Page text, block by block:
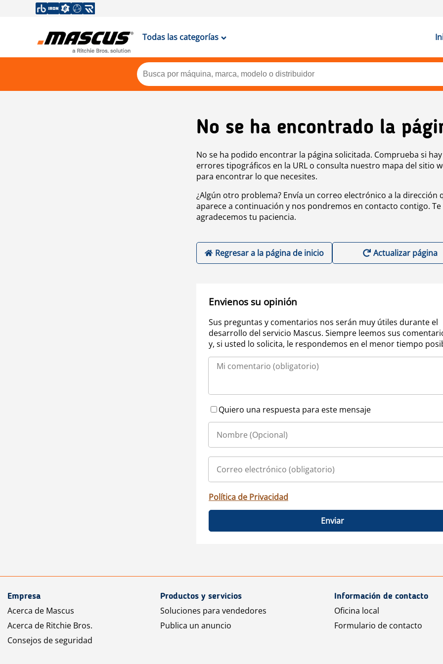
Todas las categorías
No se ha encontrado la
No se ha podido encontrar la página solicitada. Comprueba si hay
errores tipográficos en la URL o consulta nuestro mapa del sitio
para encontrar lo que necesites.
¿Algún otro problema? Envía un correo electrónico a la dirección
aparece a continuación y nos pondremos en contacto contigo. Te
agradecemos tu paciencia.
Regresar a la página de inicio Actualizar página
Envienos su opinión
Sus preguntas y comentarios nos serán muy útiles durante el
desarrollo del servicio Mascus. Siempre leemos sus
y, si usted lo solicita, le respondemos en el menor tiempo
Quiero una respuesta para este mensaje
Política de Privacidad
Enviar
Empresa
Acerca de Mascus
Acerca de Ritchie Bros.
Consejos de seguridad
Productos y servicios
Soluciones para vendedores
Publica un anuncio
Información de contacto
Oficina local
Formulario de contacto